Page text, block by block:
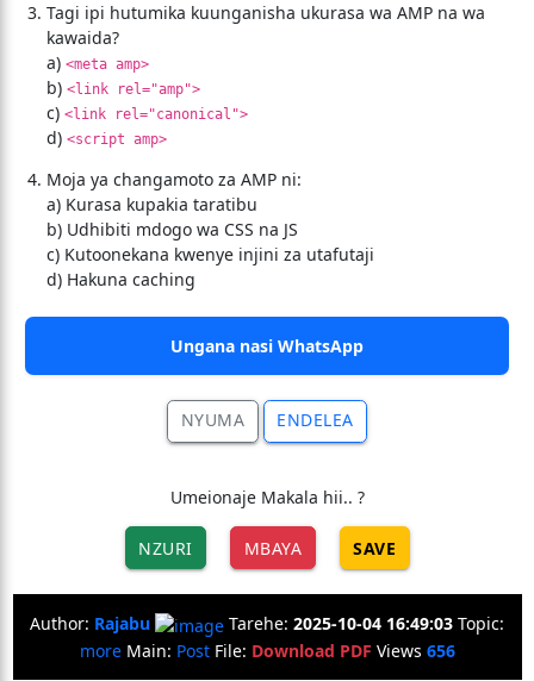
Tagi ipi hutumika kuunganisha ukurasa wa AMP na wa
kawaida?
a) <meta amp>
b) <link rel="amp">
c) <link rel="canonical">
d) <script amp>
Moja ya changamoto za AMP ni:
a) Kurasa kupakia taratibu
b) Udhibiti mdogo wa CSS na JS
c) Kutoonekana kwenye injini za utafutaji
d) Hakuna caching
Ungana nasi WhatsApp
NYUMA ENDELEA
Umeionaje Makala hii.. ?
NZURI MBAYA SAVE
Author: Rajabu Tarehe: 2025-10-04 16:49:03 Topic:
moreMain: PostFile: Download PDF Views 656